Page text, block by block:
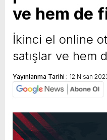
yeni özellikler belli
ve hem de
İkinci el online
satışlar ve hem
Yayınlanma Tarihi : 12 Nisan